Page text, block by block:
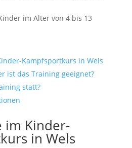
im Alter von 4 bis 13
Kampfsportkurs in Wels
ist das Training geeignet?
statt?
im Kinder-
in Wels